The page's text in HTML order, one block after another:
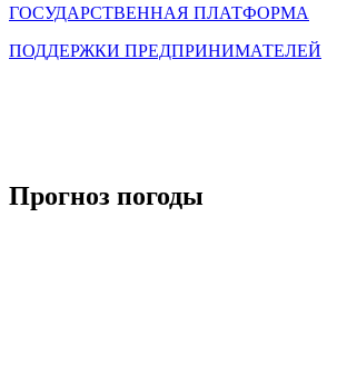
ГОСУДАРСТВЕННАЯ ПЛАТФОРМА
ПОДДЕРЖКИ ПРЕДПРИНИМАТЕЛЕЙ
Прогноз погоды